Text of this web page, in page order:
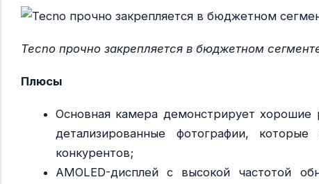
Tecno прочно закрепляется в бюджетном
Плюсы
Основная камера демонстрирует хорошие
детализированные фотографии,
конкурентов;
AMOLED-дисплей с высокой частотой